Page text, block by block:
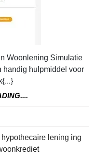
Woonlening Simulatie
handig hulpmiddel voor
lening ing
Category